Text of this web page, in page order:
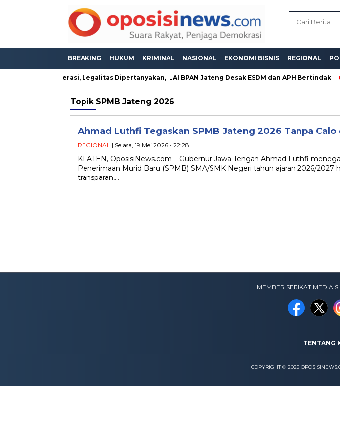
BREAKING HUKUM KRIMINAL NASIONAL EKONOMI BISNIS REGIONAL
Masih Beroperasi, Legalitas Dipertanyakan, LAI BPAN Jateng Desak ESDM dan APH Bertindak
Topik SPMB Jateng 2026
Ahmad Luthfi Tegaskan SPMB Jateng 2026 Tanpa
REGIONAL | Selasa, 19 Mei 2026 - 22:28
KLATEN, OposisiNews.com – Gubernur Jawa Tengah Ahmad Luthfi
Penerimaan Murid Baru (SPMB) SMA/SMK Negeri tahun ajaran 2026/2027
transparan,…
MEMBER SERIKAT MEDIA
TENTANG
COPYRIGHT © 2026